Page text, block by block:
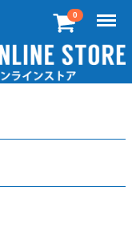
0 Menu